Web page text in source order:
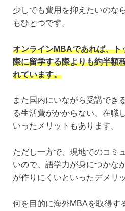
少しでも費用を抑えたいのな
もひとつです。
オンラインMBAであれば、ト
際に留学する際よりも約半額
れています。
また国内にいながら受講でき
る生活費がかからない、在職
いったメリットもあります。
ただし一方で、現地でのコミ
いので、語学力が身につかな
が作りにくいといったデメリ
何を目的に海外MBAを取得す